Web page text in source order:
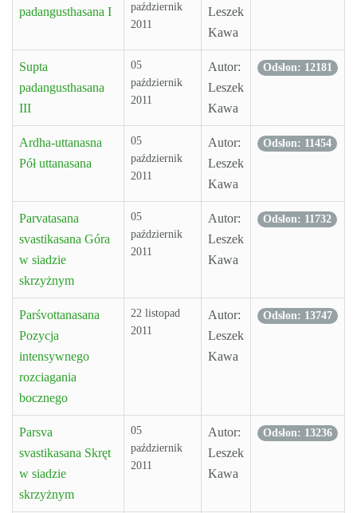
padangusthasana I
październik
2011
Leszek
Kawa
Supta
padangusthasana
III
05
październik
2011
Autor:
Leszek
Kawa
Odsłon: 12181
Ardha-uttanasna
Pół uttanasana
05
październik
2011
Autor:
Leszek
Kawa
Odsłon: 11454
Parvatasana
svastikasana Góra
w siadzie
skrzyżnym
05
październik
2011
Autor:
Leszek
Kawa
Odsłon: 11732
Parśvottanasana
Pozycja
intensywnego
rozciagania
bocznego
22 listopad
2011
Autor:
Leszek
Kawa
Odsłon: 13747
Parsva
svastikasana Skręt
w siadzie
skrzyżnym
05
październik
2011
Autor:
Leszek
Kawa
Odsłon: 13236